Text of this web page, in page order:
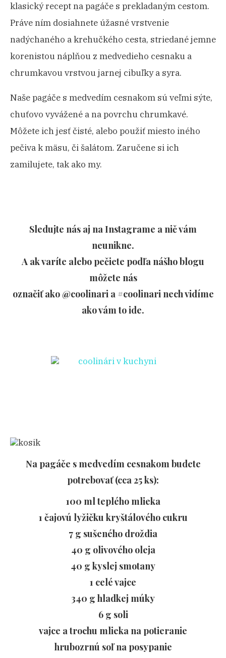
klasický recept na pagáče s prekladaným cestom.
Práve ním dosiahnete úžasné vrstvenie
nadýchaného a krehučkého cesta, striedané jemne
korenistou náplňou z medvedieho cesnaku a
chrumkavou vrstvou jarnej cibuľky a syra.
Naše pagáče s medvedím cesnakom sú veľmi sýte,
chuťovo vyvážené a na povrchu chrumkavé.
Môžete ich jesť čisté, alebo použiť miesto iného
pečiva k mäsu, či šalátom. Zaručene si ich
zamilujete, tak ako my.
Sledujte nás aj na Instagrame a nič vám
neunikne.
A ak varíte alebo pečiete podľa nášho blogu
môžete nás
označiť ako @coolinari a #coolinari nech vidíme
ako vám to ide.
Na pagáče s medvedím cesnakom budete
potrebovať (cca 25 ks):
100 ml teplého mlieka
1 čajovú lyžičku kryštálového cukru
7 g sušeného droždia
40 g olivového oleja
40 g kyslej smotany
1 celé vajce
340 g hladkej múky
6 g soli
vajce a trochu mlieka na potieranie
hrubozrnú soľ na posypanie